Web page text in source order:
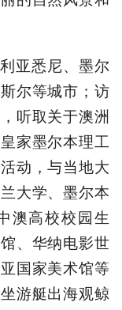
亚悉尼、墨尔
尔等城市；访
听取关于澳洲
家墨尔本理工
动，与当地大
大学、墨尔本
澳高校校园生
、华纳电影世
国家美术馆等
游艇出海观鲸